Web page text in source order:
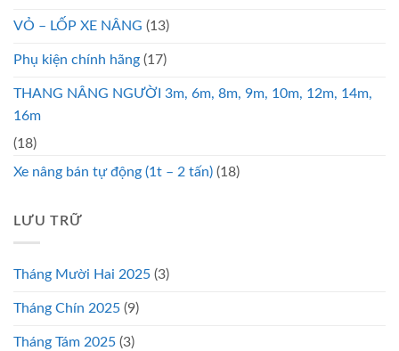
VỎ – LỐP XE NÂNG (13)
Phụ kiện chính hãng (17)
THANG NÂNG NGƯỜI 3m, 6m, 8m, 9m, 10m, 12m, 14m,
16m
(18)
Xe nâng bán tự động (1t – 2 tấn) (18)
LƯU TRỮ
Tháng Mười Hai 2025 (3)
Tháng Chín 2025 (9)
Tháng Tám 2025 (3)